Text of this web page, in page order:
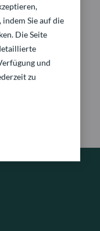
Sie auf die
Die Seite
und
zu